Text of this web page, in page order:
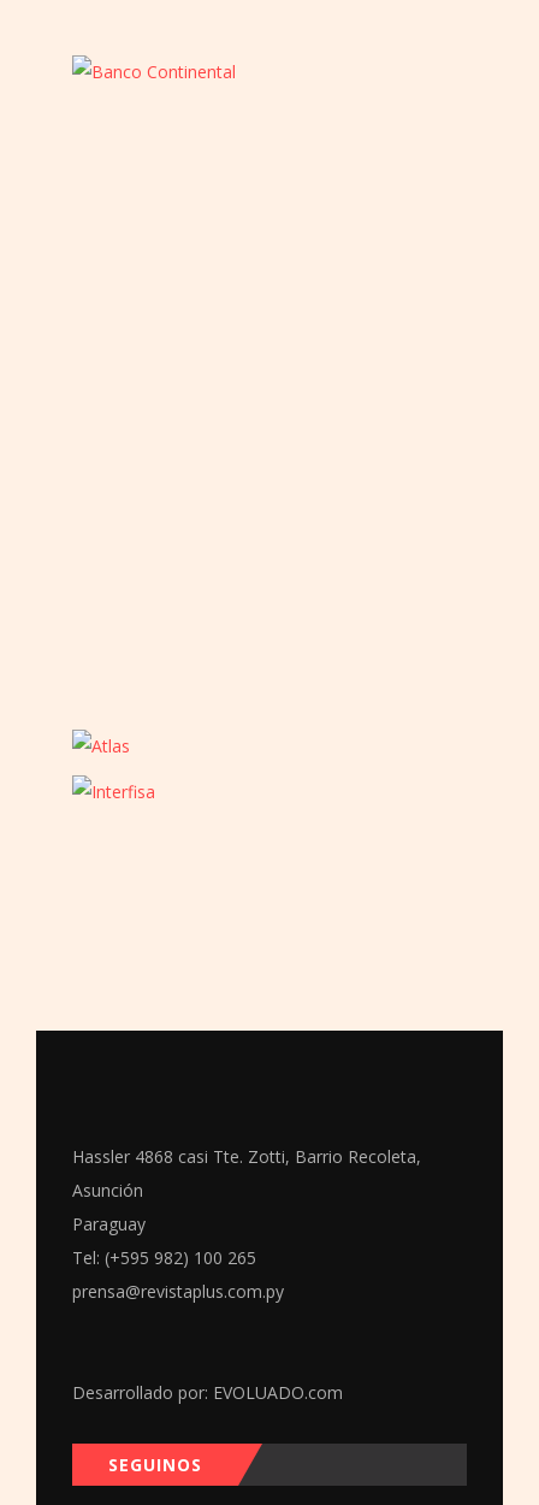
Hassler 4868 casi Tte. Zotti, Barrio Recoleta,
Asunción
Paraguay
Tel: (+595 982) 100 265
prensa@revistaplus.com.py
Desarrollado por: EVOLUADO.com
SEGUINOS